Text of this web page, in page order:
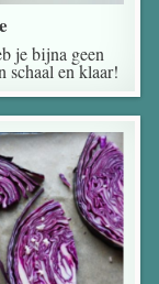
je bijna geen
schaal en klaar!